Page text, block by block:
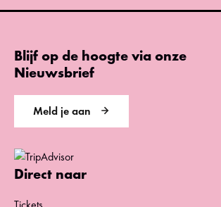
Blijf op de hoogte via onze
Nieuwsbrief
Meld je aan
Direct naar